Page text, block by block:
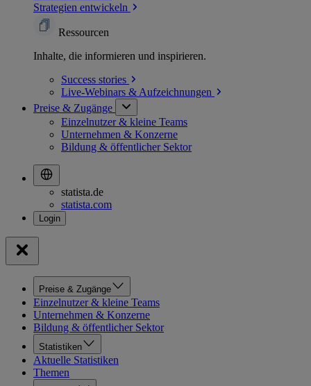
Strategien entwickeln
Ressourcen
Inhalte, die informieren und inspirieren.
Success stories
Live-Webinars & Aufzeichnungen
Preise & Zugänge
Einzelnutzer & kleine Teams
Unternehmen & Konzerne
Bildung & öffentlicher Sektor
statista.de
statista.com
Preise & Zugänge
Einzelnutzer & kleine Teams
Unternehmen & Konzerne
Bildung & öffentlicher Sektor
Statistiken
Aktuelle Statistiken
Themen